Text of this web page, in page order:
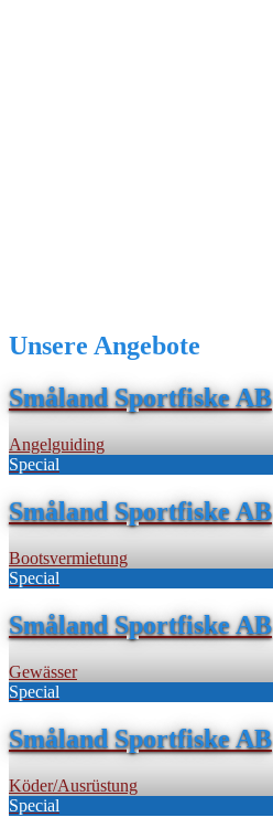
Unsere Angebote
Småland Sportfiske AB
Angelguiding
Special
Småland Sportfiske AB
Bootsvermietung
Special
Småland Sportfiske AB
Gewässer
Special
Småland Sportfiske AB
Köder/Ausrüstung
Special